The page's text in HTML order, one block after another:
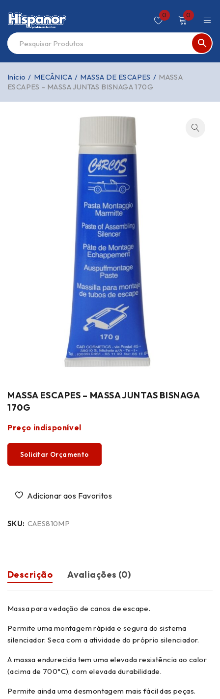
0 0
Início / MECÂNICA / MASSA DE ESCAPES / MASSA
ESCAPES – MASSA JUNTAS BISNAGA 170G
MASSA ESCAPES – MASSA JUNTAS BISNAGA
170G
Preço indisponível
Solicitar Orçamento
SKU: CAES810MP
Descrição Avaliações (0)
Massa para vedação de canos de escape.
Permite uma montagem rápida e segura do sistema
silenciador. Seca com a atividade do próprio silenciador.
A massa endurecida tem uma elevada resistência ao calor
(acima de 700°C), com elevada durabilidade.
Permite ainda uma desmontagem mais fácil das peças.